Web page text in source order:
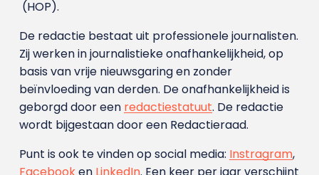
(HOP).
De redactie bestaat uit professionele journalisten.
Zij werken in journalistieke onafhankelijkheid, op
basis van vrije nieuwsgaring en zonder
beïnvloeding van derden. De onafhankelijkheid is
geborgd door een redactiestatuut. De redactie
wordt bijgestaan door een Redactieraad.
Punt is ook te vinden op social media: Instragram,
Facebooken LinkedIn. Een keer per jaar verschijnt